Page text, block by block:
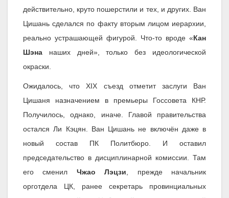
действительно, круто пошерстили и тех, и других. Ван
Цишань сделался по факту вторым лицом иерархии,
реально устрашающей фигурой. Что-то вроде «Кан
Шэна наших дней», только без идеологической
окраски.
Ожидалось, что XIX съезд отметит заслуги Ван
Цишаня назначением в премьеры Госсовета КНР.
Получилось, однако, иначе. Главой правительства
остался Ли Кэцян. Ван Цишань не включён даже в
новый состав ПК Политбюро. И оставил
председательство в дисциплинарной комиссии. Там
его сменил Чжао Лэцзи , прежде начальник
орготдела ЦК, ранее секретарь провинциальных